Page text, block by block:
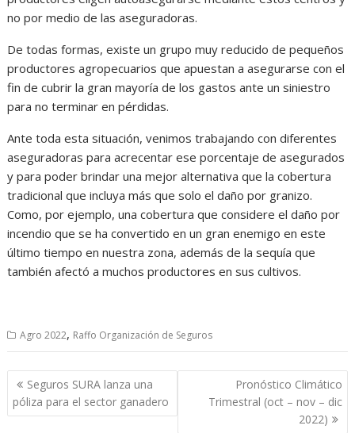
no por medio de las aseguradoras.
De todas formas, existe un grupo muy reducido de pequeños
productores agropecuarios que apuestan a asegurarse con el
fin de cubrir la gran mayoría de los gastos ante un siniestro
para no terminar en pérdidas.
Ante toda esta situación, venimos trabajando con diferentes
aseguradoras para acrecentar ese porcentaje de asegurados
y para poder brindar una mejor alternativa que la cobertura
tradicional que incluya más que solo el daño por granizo.
Como, por ejemplo, una cobertura que considere el daño por
incendio que se ha convertido en un gran enemigo en este
último tiempo en nuestra zona, además de la sequía que
también afectó a muchos productores en sus cultivos.
Agro 2022, Raffo Organización de Seguros
Navegación
de
entradas
Seguros SURA lanza una
póliza para el sector ganadero
Pronóstico Climático
Trimestral (oct – nov – dic
2022)